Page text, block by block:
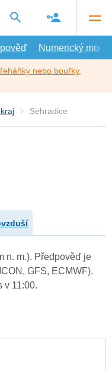
Numerický model
nebo bouřky,
Sehradice
n. m.). Předpověď je
GFS, ECMWF).
v 11:00.